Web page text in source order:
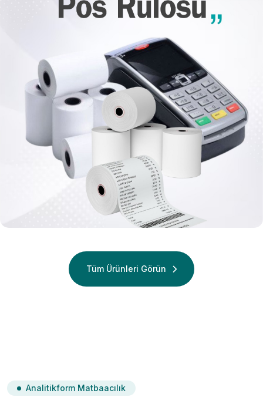
Termal RuloTüm Ürünleri Görün
Analitikform Matbaacılık